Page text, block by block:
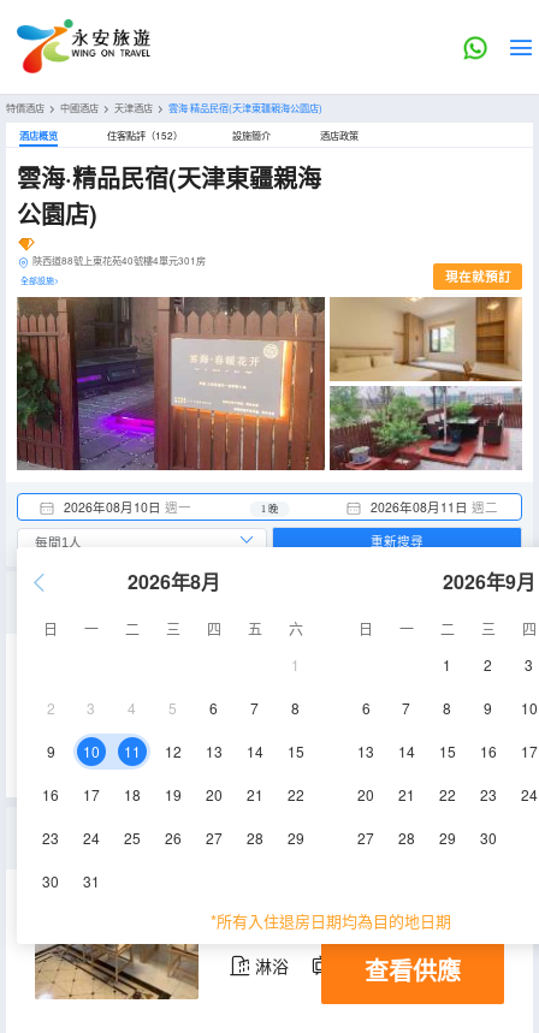
特價酒店 > 中國酒店 > 天津酒店 > 雲海·精品民宿(天津東疆親海公園店)
酒店概览 住客點評（152） 設施簡介 酒店政策
雲海·精品民宿(天津東疆親海
公園店)
陝西道88號上東花苑40號樓4單元301房
全部設施> 現在就預訂
2026年08月10日 週一 2026年08月11日 週二
1 晚
2026年8月
日 一 二 三 四 五
六
1
2 3 4 5 6 7 8
9 10 11 12 13 14 15
16 17 18 19 20 21 22
23 24 25 26 27 28 29
30 31
2026年9月
日 一 二 三
四
1
2 3
6 7 8 9 10
13 14 15 16 17
20 21 22 23 24
27 28 29 30
*所有入住退房日期均為目的地日期
重新搜尋
空調
雲海·碧水藍天
96㎡ 5層 空調
淋浴 電視機 冰箱
查看供應